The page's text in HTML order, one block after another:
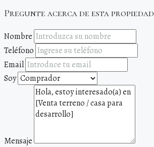
Pregunte acerca de esta propiedad
Nombre
Teléfono
Email
Soy
Mensaje